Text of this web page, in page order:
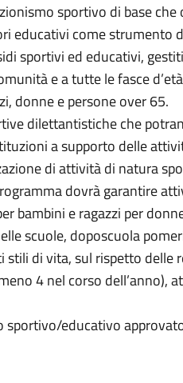
sportivo di base
educativi come strumento
sportivi ed educativi,
e a tutte le fasce
donne e persone over 65.
dilettantistiche che
a supporto delle
di attività di natura
dovrà garantire
bambini e ragazzi per
scuole, doposcuola
di vita, sul rispetto delle
4 nel corso dell’anno),
sportivo/educativo